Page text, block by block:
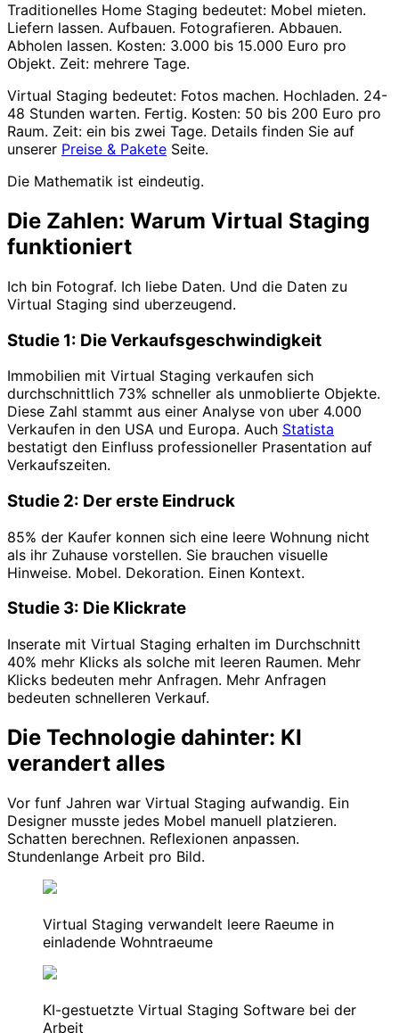
Traditionelles Home Staging bedeutet: Mobel mieten.
Liefern lassen. Aufbauen. Fotografieren. Abbauen.
Abholen lassen. Kosten: 3.000 bis 15.000 Euro pro
Objekt. Zeit: mehrere Tage.
Virtual Staging bedeutet: Fotos machen. Hochladen. 24-
48 Stunden warten. Fertig. Kosten: 50 bis 200 Euro pro
Raum. Zeit: ein bis zwei Tage. Details finden Sie auf
unserer Preise & Pakete Seite.
Die Mathematik ist eindeutig.
Die Zahlen: Warum Virtual Staging
funktioniert
Ich bin Fotograf. Ich liebe Daten. Und die Daten zu
Virtual Staging sind uberzeugend.
Studie 1: Die Verkaufsgeschwindigkeit
Immobilien mit Virtual Staging verkaufen sich
durchschnittlich 73% schneller als unmoblierte Objekte.
Diese Zahl stammt aus einer Analyse von uber 4.000
Verkaufen in den USA und Europa. Auch Statista
bestatigt den Einfluss professioneller Prasentation auf
Verkaufszeiten.
Studie 2: Der erste Eindruck
85% der Kaufer konnen sich eine leere Wohnung nicht
als ihr Zuhause vorstellen. Sie brauchen visuelle
Hinweise. Mobel. Dekoration. Einen Kontext.
Studie 3: Die Klickrate
Inserate mit Virtual Staging erhalten im Durchschnitt
40% mehr Klicks als solche mit leeren Raumen. Mehr
Klicks bedeuten mehr Anfragen. Mehr Anfragen
bedeuten schnelleren Verkauf.
Die Technologie dahinter: KI
verandert alles
Vor funf Jahren war Virtual Staging aufwandig. Ein
Designer musste jedes Mobel manuell platzieren.
Schatten berechnen. Reflexionen anpassen.
Stundenlange Arbeit pro Bild.
Virtual Staging verwandelt leere Raeume in
einladende Wohntraeume
KI-gestuetzte Virtual Staging Software bei der
Arbeit